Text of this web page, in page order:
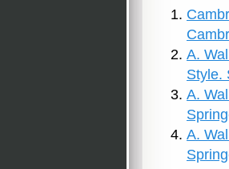
A.
Style.
A.
A.